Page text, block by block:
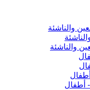
والناشئة
والناشئة
أطفال